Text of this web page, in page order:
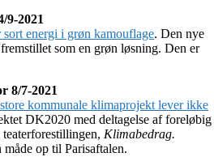
9-2021
energi i grøn kamouflage. Den nye
som en grøn løsning. Den er
8/7-2021
kommunale klimaprojekt lever ikke
DK2020 med deltagelse af foreløbig
Klimabedrag.
op til Parisaftalen.